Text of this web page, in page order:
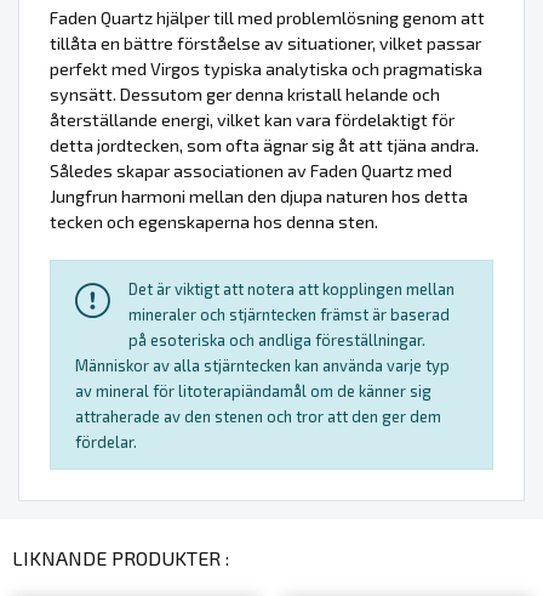
Faden Quartz hjälper till med problemlösning genom att
tillåta en bättre förståelse av situationer, vilket passar
perfekt med Virgos typiska analytiska och pragmatiska
synsätt. Dessutom ger denna kristall helande och
återställande energi, vilket kan vara fördelaktigt för
detta jordtecken, som ofta ägnar sig åt att tjäna andra.
Således skapar associationen av Faden Quartz med
Jungfrun harmoni mellan den djupa naturen hos detta
tecken och egenskaperna hos denna sten.
Det är viktigt att notera att kopplingen mellan
mineraler och stjärntecken främst är baserad
på esoteriska och andliga föreställningar.
Människor av alla stjärntecken kan använda varje typ
av mineral för litoterapiändamål om de känner sig
attraherade av den stenen och tror att den ger dem
fördelar.
LIKNANDE PRODUKTER :